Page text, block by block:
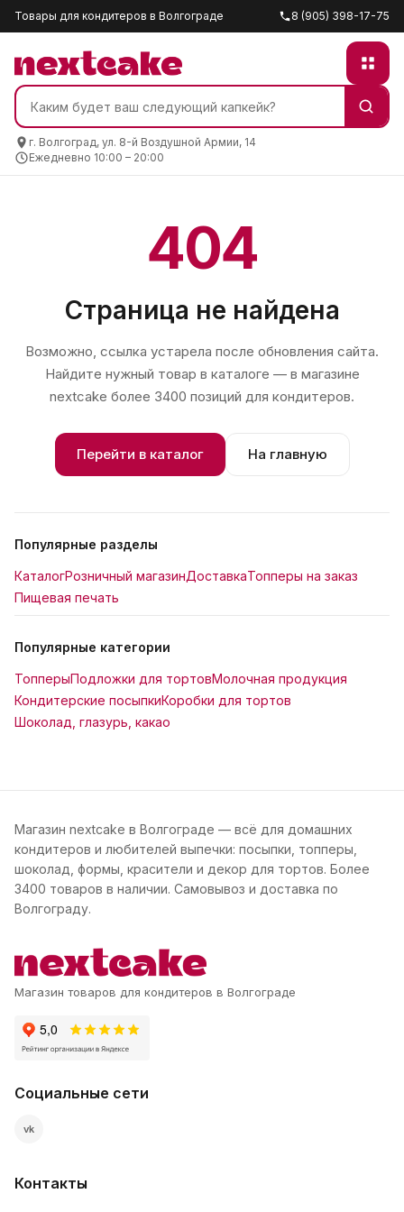
Товары для кондитеров в Волгограде 8 (905) 398-17-75
г. Волгоград, ул. 8-й Воздушной Армии, 14
Ежедневно 10:00 – 20:00
404
Страница не найдена
Возможно, ссылка устарела после обновления сайта.
Найдите нужный товар в каталоге — в магазине
nextcake более 3400 позиций для кондитеров.
Перейти в каталог На главную
Популярные разделы
КаталогРозничный магазинДоставкаТопперы на заказ
Пищевая печать
Популярные категории
ТопперыПодложки для тортовМолочная продукция
Кондитерские посыпкиКоробки для тортов
Шоколад, глазурь, какао
Магазин nextcake в Волгограде — всё для домашних
кондитеров и любителей выпечки: посыпки, топперы,
шоколад, формы, красители и декор для тортов. Более
3400 товаров в наличии. Самовывоз и доставка по
Волгограду.
Магазин товаров для кондитеров в Волгограде
Социальные сети
vk
Контакты